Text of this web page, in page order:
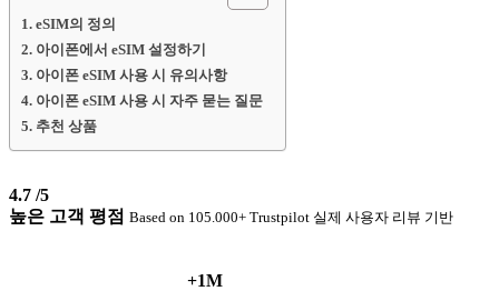
eSIM의 정의
아이폰에서 eSIM 설정하기
아이폰 eSIM 사용 시 유의사항
아이폰 eSIM 사용 시 자주 묻는 질문
추천 상품
4.7 /5
높은 고객 평점 Based on 105.000+ Trustpilot 실제 사용자 리뷰 기반
+1M